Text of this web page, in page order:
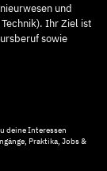
und
Ihr Ziel ist
sowie
deine Interessen
Praktika, Jobs &